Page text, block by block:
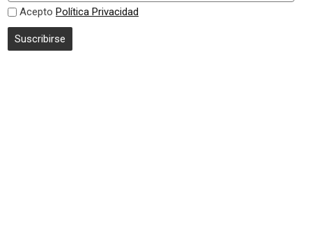
Acepto Política Privacidad